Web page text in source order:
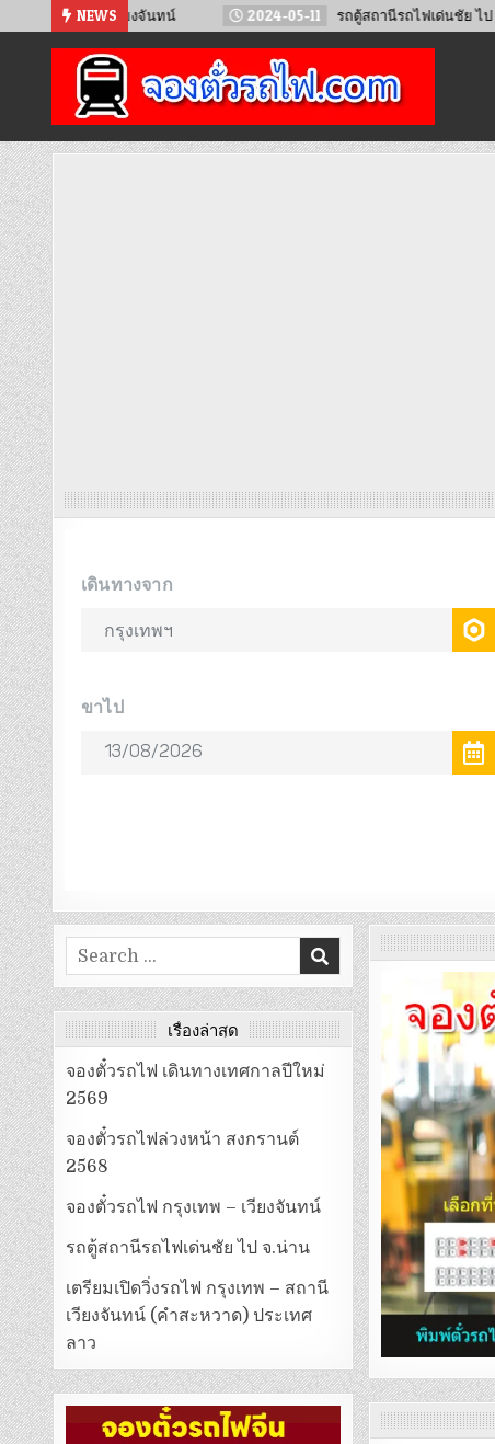
NEWS
– เวียงจันทน์ 2024-05-11 รถตู้สถานีรถไฟเด่นชัย ไป จ.น่าน
จองตั๋วรถไฟออนไลน์
จำหน่ายตั๋วรถไฟล่วงหน้า จองได้ 24 ชั่วโมง
Search
for:
เรื่องล่าสุด
จองตั๋วรถไฟ เดินทางเทศกาลปีใหม่
2569
จองตั๋วรถไฟล่วงหน้า สงกรานต์
2568
จองตั๋วรถไฟ กรุงเทพ – เวียงจันทน์
รถตู้สถานีรถไฟเด่นชัย ไป จ.น่าน
เตรียมเปิดวิ่งรถไฟ กรุงเทพ – สถานี
เวียงจันทน์ (คำสะหวาด) ประเทศ
ลาว